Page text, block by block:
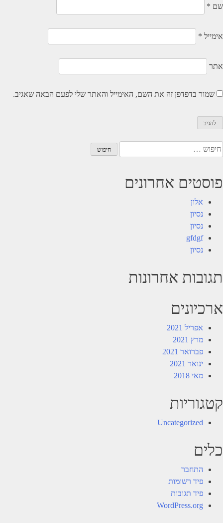
שם *
אימייל *
אתר
שמור בדפדפן זה את השם, האימייל והאתר שלי לפעם הבאה שאגיב.
חיפוש:
פוסטים אחרונים
אלון
נסיון
נסיון
gfdgf
נסיון
תגובות אחרונות
ארכיונים
אפריל 2021
מרץ 2021
פברואר 2021
ינואר 2021
מאי 2018
קטגוריות
Uncategorized
כלים
התחבר
פיד רשומות
פיד תגובות
WordPress.org